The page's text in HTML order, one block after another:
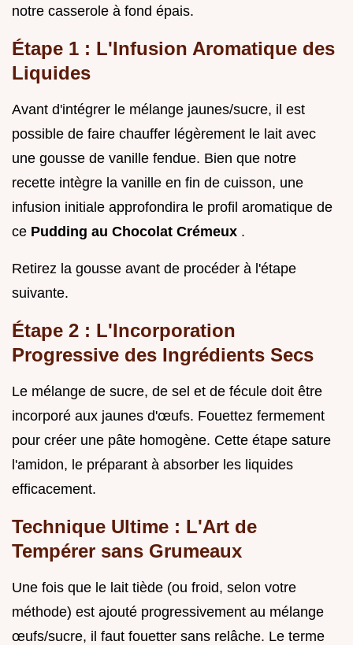
notre casserole à fond épais.
Étape 1 : L'Infusion Aromatique des
Liquides
Avant d'intégrer le mélange jaunes/sucre, il est
possible de faire chauffer légèrement le lait avec
une gousse de vanille fendue. Bien que notre
recette intègre la vanille en fin de cuisson, une
infusion initiale approfondira le profil aromatique de
ce Pudding au Chocolat Crémeux .
Retirez la gousse avant de procéder à l'étape
suivante.
Étape 2 : L'Incorporation
Progressive des Ingrédients Secs
Le mélange de sucre, de sel et de fécule doit être
incorporé aux jaunes d'œufs. Fouettez fermement
pour créer une pâte homogène. Cette étape sature
l'amidon, le préparant à absorber les liquides
efficacement.
Technique Ultime : L'Art de
Tempérer sans Grumeaux
Une fois que le lait tiède (ou froid, selon votre
méthode) est ajouté progressivement au mélange
œufs/sucre, il faut fouetter sans relâche. Le terme